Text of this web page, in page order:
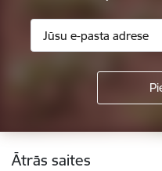
Kājene
Ātrās saites